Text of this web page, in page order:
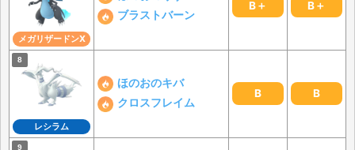
メガリザードンX
ブラストバーン
B＋ B＋
レシラム
ほのおのキバ
クロスフレイム
B B